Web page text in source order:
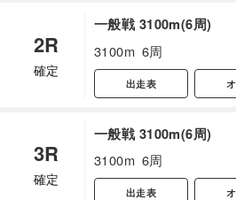
2R
確定
一般戦 3100m(6周)
3100m 6周
出走表
3R
確定
一般戦 3100m(6周)
3100m 6周
出走表